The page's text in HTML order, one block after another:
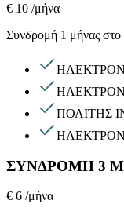
€ 10 /μήνα
Συνδρομή 1 μήνας στο
ΠΟΛΙΤΗΣ
ΣΥΝΔΡΟΜΗ 3
€ 6 /μήνα